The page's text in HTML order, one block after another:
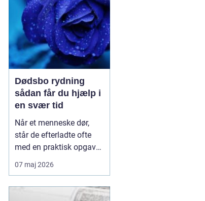
Dødsbo rydning
sådan får du hjælp i
en svær tid
Når et menneske dør,
står de efterladte ofte
med en praktisk opgave,
som kan føles både tung
og uoverskuelig: rydning
personlige ejendele og
07 maj 2026